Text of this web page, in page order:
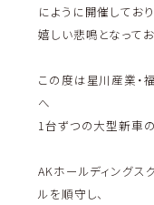
にように開催しており
嬉しい悲鳴となってお
この度は星川産業・
へ
1台ずつの大型新車
AKホールディングス
ルを順守し、